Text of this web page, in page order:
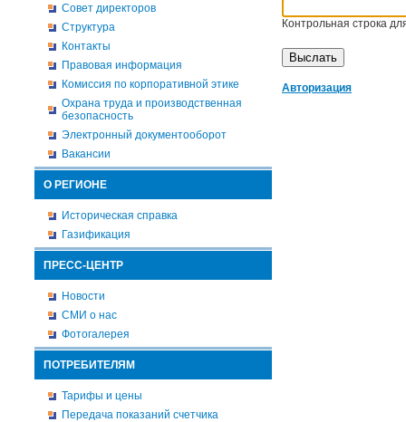
Совет директоров
Структура
Контакты
Правовая информация
Комиссия по корпоративной этике
Охрана труда и производственная
безопасность
Электронный документооборот
Вакансии
О РЕГИОНЕ
Историческая справка
Газификация
ПРЕСС-ЦЕНТР
Новости
СМИ о нас
Фотогалерея
ПОТРЕБИТЕЛЯМ
Тарифы и цены
Передача показаний счетчика
Контрольная строка
Авторизация